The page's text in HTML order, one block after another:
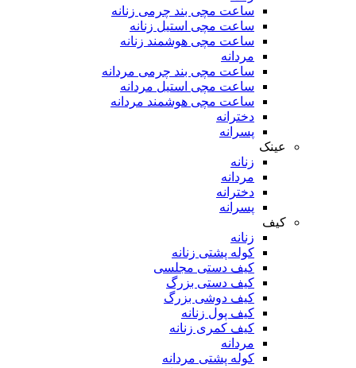
ساعت مچی بند چرمی زنانه
ساعت مچی استیل زنانه
ساعت مچی هوشمند زنانه
مردانه
ساعت مچی بند چرمی مردانه
ساعت مچی استیل مردانه
ساعت مچی هوشمند مردانه
دخترانه
پسرانه
عینک
زنانه
مردانه
دخترانه
پسرانه
کیف
زنانه
کوله پشتی زنانه
کیف دستی مجلسی
کیف دستی بزرگ
کیف دوشی بزرگ
کیف پول زنانه
کیف کمری زنانه
مردانه
کوله پشتی مردانه